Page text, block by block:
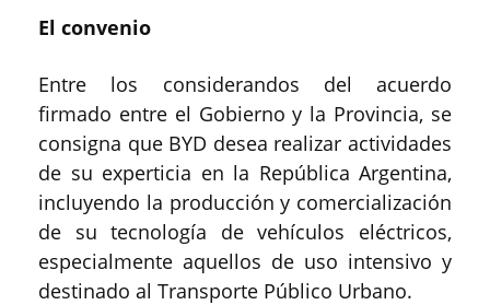
El convenio
Entre los considerandos del acuerdo
firmado entre el Gobierno y la Provincia, se
consigna que BYD desea realizar actividades
de su experticia en la República Argentina,
incluyendo la producción y comercialización
de su tecnología de vehículos eléctricos,
especialmente aquellos de uso intensivo y
destinado al Transporte Público Urbano.